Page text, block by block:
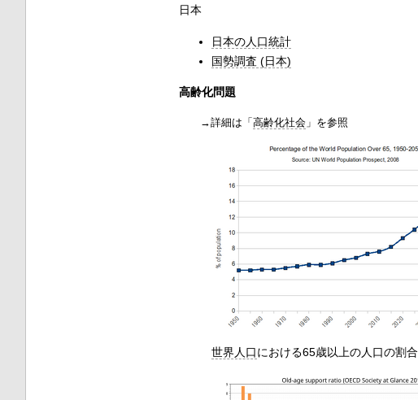
日本
日本の人口統計
国勢調査 (日本)
高齢化問題
→詳細は「高齢化社会」を参照
世界人口における65歳以上の人口の割合